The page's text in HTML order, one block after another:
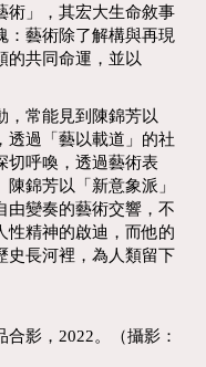
術」，其宏大生命敘事
：藝術除了解構與再現
的共同命運，並以
，常能見到陳錦芳以
透過「藝以載道」的社
切呼喚，透過藝術表
錦芳以「新意象派」
由變奏的藝術交響，不
性精神的啟迪，而他的
史長河裡，為人類留下
影，2022。（攝影：